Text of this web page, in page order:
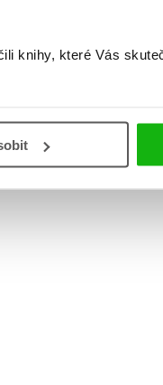
knihy, které Vás